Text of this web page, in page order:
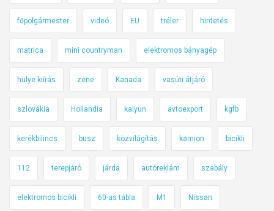
főpolgármester videó EU tréler hirdetés
matrica mini countryman elektromos bányagép
hülye kiírás zene Kanada vasúti átjáró
szlovákia Hollandia kaiyun avtoexport kgfb
kerékbilincs busz közvilágítás kamion bicikli
112 terepjáró járda autóreklám szabály
elektromos bicikli 60-as tábla M1 Nissan